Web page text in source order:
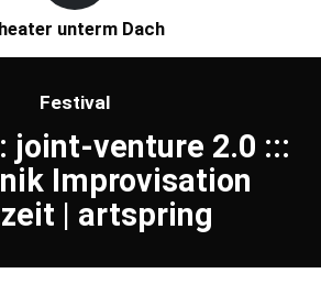
unterm Dach
Festival
joint-venture 2.0 :::
Improvisation
| artspring